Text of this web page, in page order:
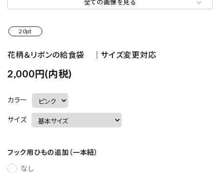
全ての画像を見る
20pt
花柄＆リボンの給食袋 ｜サイズ変更対応
2,000円(内税)
カラー
サイズ
フック用ひもの追加（一本紐）
なし